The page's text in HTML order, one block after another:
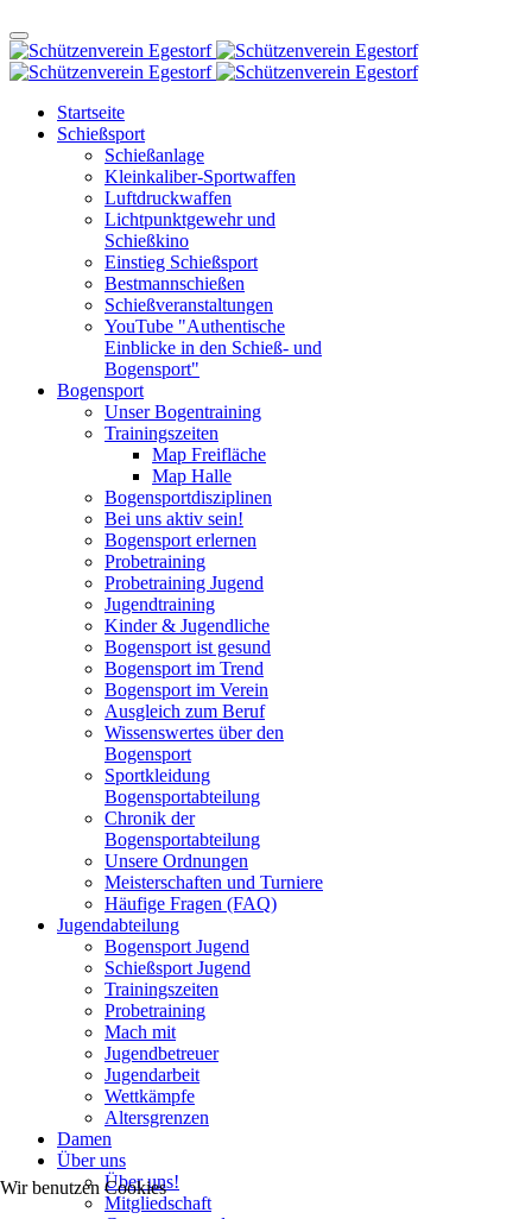
Startseite
Schießsport
Schießanlage
Kleinkaliber-Sportwaffen
Luftdruckwaffen
Lichtpunktgewehr und
Schießkino
Einstieg Schießsport
Bestmannschießen
Schießveranstaltungen
YouTube "Authentische
Einblicke in den Schieß- und
Bogensport"
Bogensport
Unser Bogentraining
Trainingszeiten
Map Freifläche
Map Halle
Bogensportdisziplinen
Bei uns aktiv sein!
Bogensport erlernen
Probetraining
Probetraining Jugend
Jugendtraining
Kinder & Jugendliche
Bogensport ist gesund
Bogensport im Trend
Bogensport im Verein
Ausgleich zum Beruf
Wissenswertes über den
Bogensport
Sportkleidung
Bogensportabteilung
Chronik der
Bogensportabteilung
Unsere Ordnungen
Meisterschaften und Turniere
Häufige Fragen (FAQ)
Jugendabteilung
Bogensport Jugend
Schießsport Jugend
Trainingszeiten
Probetraining
Mach mit
Jugendbetreuer
Jugendarbeit
Wettkämpfe
Altersgrenzen
Damen
Über uns
Über uns!
Mitgliedschaft
Wir benutzen Cookies